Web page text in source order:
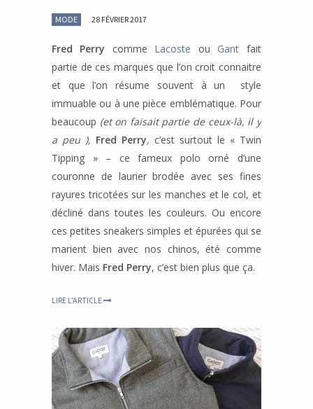
MODE 28 FÉVRIER 2017
Fred Perry comme Lacoste ou Gant fait
partie de ces marques que l’on croit connaitre
et que l’on résume souvent à un style
immuable ou à une pièce emblématique. Pour
beaucoup (et on faisait partie de ceux-là, il y
a peu ), Fred Perry, c’est surtout le « Twin
Tipping » – ce fameux polo orné d’une
couronne de laurier brodée avec ses fines
rayures tricotées sur les manches et le col, et
décliné dans toutes les couleurs. Ou encore
ces petites sneakers simples et épurées qui se
marient bien avec nos chinos, été comme
hiver. Mais Fred Perry, c’est bien plus que ça.
LIRE L'ARTICLE